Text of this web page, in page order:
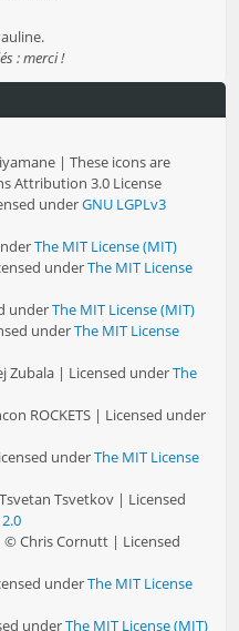
: merci !
| These icons are
Attribution 3.0 License
underGNU LGPLv3
The MIT License (MIT)
underThe MIT License
underThe MIT License (MIT)
underThe MIT License
Zubala | Licensed underThe
ROCKETS | Licensed under
underThe MIT License
Tsvetkov | Licensed
© Chris Cornutt | Licensed
underThe MIT License
underThe MIT License (MIT)